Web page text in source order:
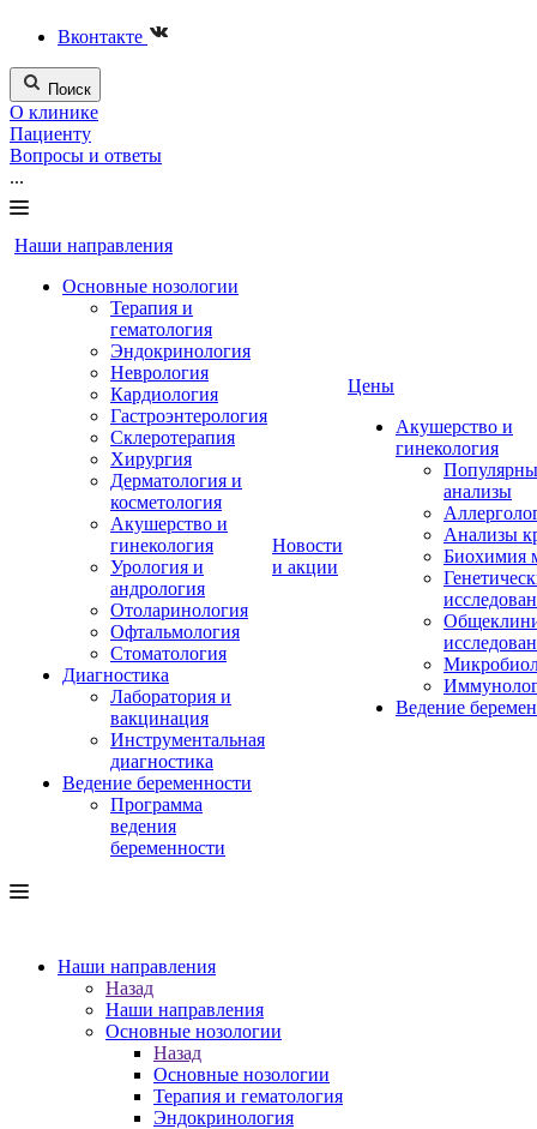
Вконтакте
Поиск
О клинике
Пациенту
Вопросы и ответы
...
Наши направления
Основные нозологии
Терапия и
гематология
Эндокринология
Неврология
Кардиология
Гастроэнтерология
Склеротерапия
Хирургия
Дерматология и
косметология
Акушерство и
гинекология
Урология и
андрология
Отоларинология
Офтальмология
Стоматология
Диагностика
Лаборатория и
вакцинация
Инструментальная
диагностика
Ведение беременности
Программа
ведения
беременности
Новости
и акции
Цены
Акушерство и
гинекология
анализы
Анализы
Биохимия
Ведение
Наши направления
Назад
Наши направления
Основные нозологии
Назад
Основные нозологии
Терапия и гематология
Эндокринология